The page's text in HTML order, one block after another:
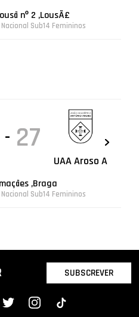
nº 2 ,LousÃ£
Sub14 Femininos
- 27
UAA Aroso A
,Braga
Sub14 Femininos
SUBSCREVER